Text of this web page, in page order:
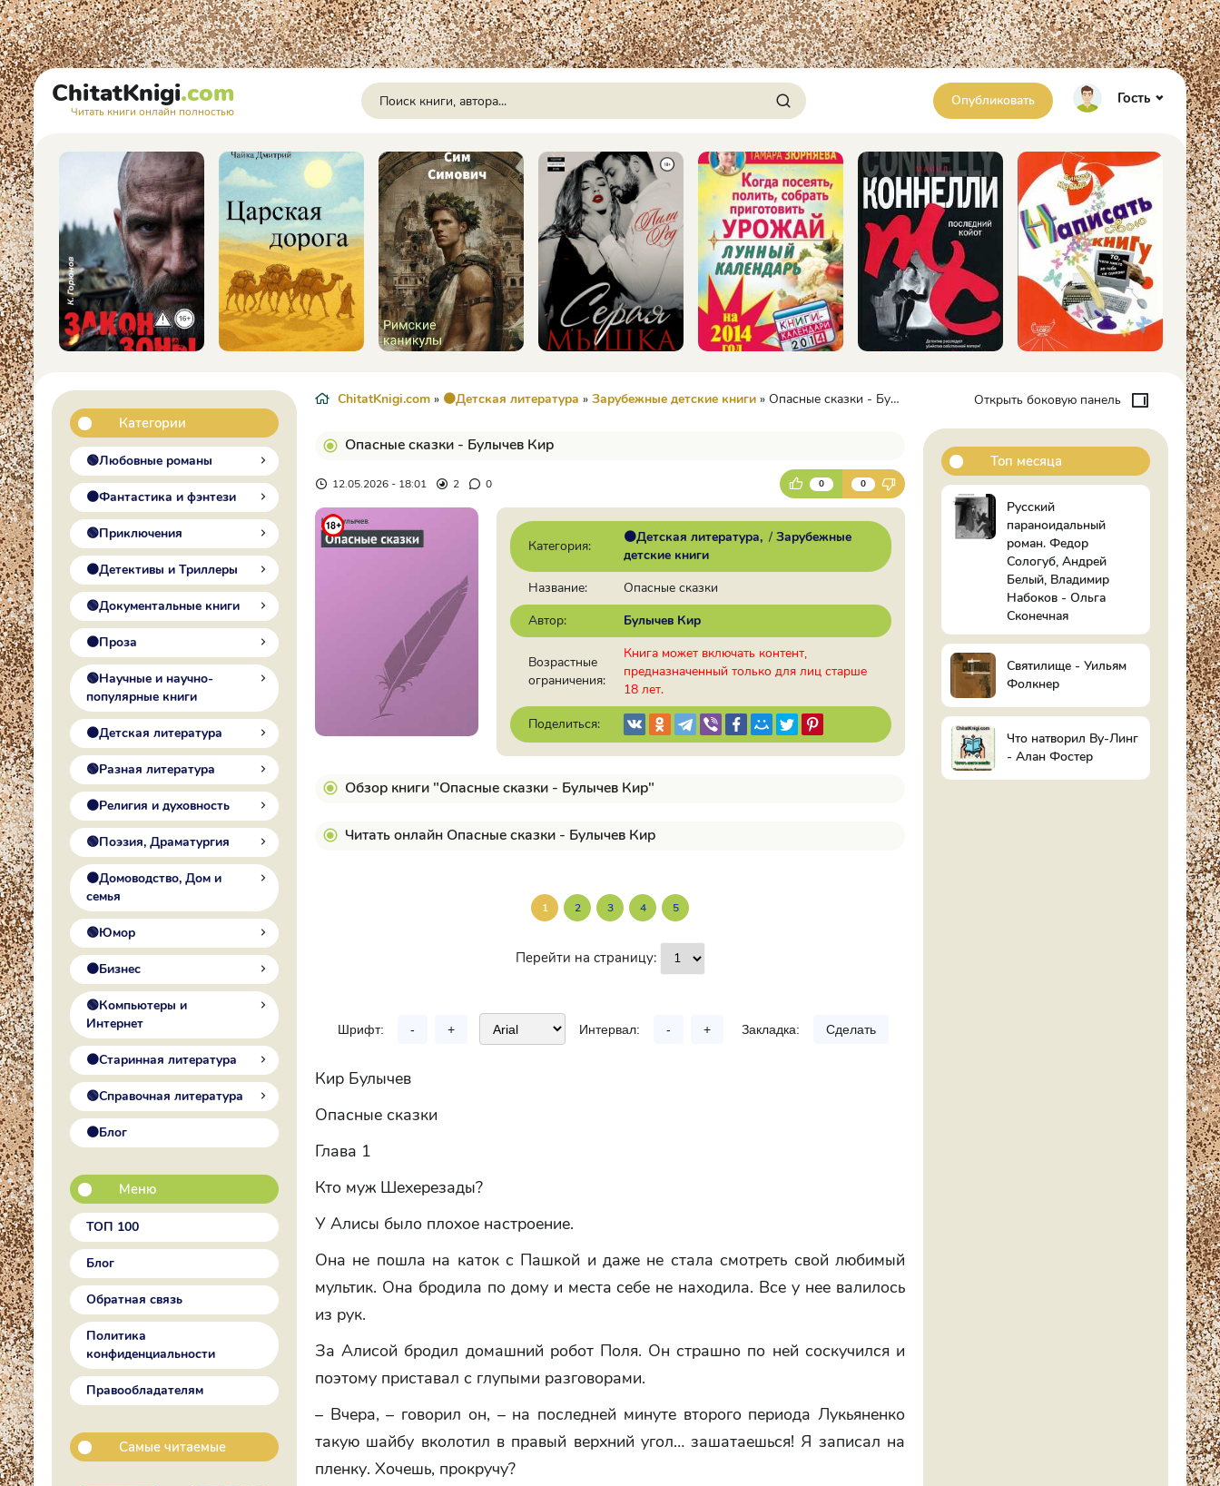
ChitatKnigi.com
Читать книги онлайн полностью
Опубликовать Гость
Категории
🟢Любовные романы
🟠Фантастика и фэнтези
🟢Приключения
🟠Детективы и Триллеры
🟢Документальные книги
🟠Проза
🟢Научные и научно-
популярные книги
🟠Детская литература
🟢Разная литература
🟠Религия и духовность
🟢Поэзия, Драматургия
🟠Домоводство, Дом и
семья
🟢Юмор
🟠Бизнес
🟢Компьютеры и
Интернет
🟠Старинная литература
🟢Справочная литература
🟠Блог
Меню
ТОП 100
Блог
Обратная связь
Политика
конфиденциальности
Правообладателям
Самые читаемые
ChitatKnigi.com » 🟠Детская литература » Зарубежные детские книги » Опасные сказки - Булычев Кир
Опасные сказки - Булычев Кир
12.05.2026 - 18:01 2 0 0 0
Категория:
🟠Детская литература / Зарубежные
детские книги
Название:
Опасные сказки
Автор:
Булычев Кир
Возрастные
ограничения:
Книга может включать контент,
предназначенный только для лиц старше
18 лет.
Поделиться:
Обзор книги "Опасные сказки - Булычев Кир"
Читать онлайн Опасные сказки - Булычев Кир
1 2 3 4 5
Перейти на страницу:
Шрифт: - + Интервал: - + Закладка: Сделать
Кир Булычев
Опасные сказки
Глава 1
Кто муж Шехерезады?
У Алисы было плохое настроение.
Она не пошла на каток с Пашкой и даже не стала смотреть свой любимый
мультик. Она бродила по дому и места себе не находила. Все у нее валилось
из рук.
За Алисой бродил домашний робот Поля. Он страшно по ней соскучился и
поэтому приставал с глупыми разговорами.
– Вчера, – говорил он, – на последней минуте второго периода Лукьяненко
такую шайбу вколотил в правый верхний угол… зашатаешься! Я записал на
пленку. Хочешь, прокручу?
Открыть боковую панель
Топ месяца
Русский
параноидальный
роман. Федор
Сологуб, Андрей
Белый, Владимир
Набоков - Ольга
Сконечная
Святилище - Уильям
Фолкнер
Что натворил Ву-Линг
- Алан Фостер